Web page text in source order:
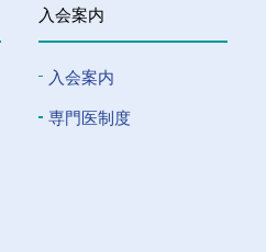
入会案内
入会案内
専門医制度